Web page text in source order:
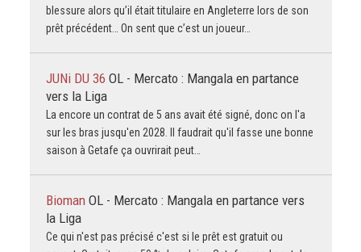
blessure alors qu’il était titulaire en Angleterre lors de son
prêt précédent… On sent que c’est un joueur…
JUNi DU 36 OL - Mercato : Mangala en partance
vers la Liga
La encore un contrat de 5 ans avait été signé, donc on l'a
sur les bras jusqu'en 2028. Il faudrait qu'il fasse une bonne
saison à Getafe ça ouvrirait peut…
Bioman OL - Mercato : Mangala en partance vers
la Liga
Ce qui n'est pas précisé c'est si le prêt est gratuit ou